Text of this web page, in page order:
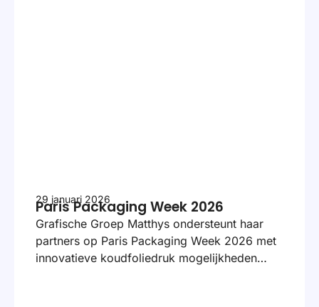
29 januari 2026
Paris Packaging Week 2026
Grafische Groep Matthys ondersteunt haar
partners op Paris Packaging Week 2026 met
innovatieve koudfoliedruk mogelijkheden…